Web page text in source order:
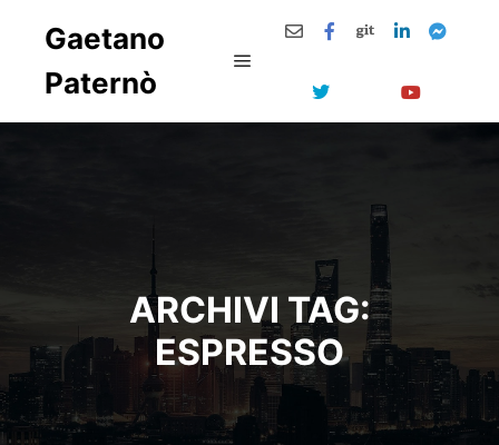
Gaetano
Paternò
Menu principale
ARCHIVI TAG:
ESPRESSO